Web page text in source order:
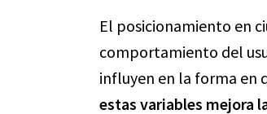
El posicionamiento en
comportamiento del
influyen en la forma en
estas variables mejora